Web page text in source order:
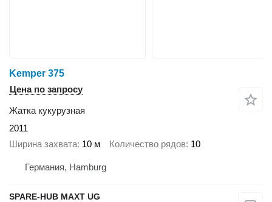
Kemper 375
Цена по запросу
Жатка кукурузная
2011
Ширина захвата 10 м Количество рядов 10
Германия, Hamburg
SPARE-HUB MAXT UG